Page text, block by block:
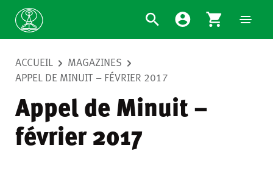
ACCUEIL
MAGAZINES
APPEL DE MINUIT – FÉVRIER 2017
Appel de Minuit –
février 2017